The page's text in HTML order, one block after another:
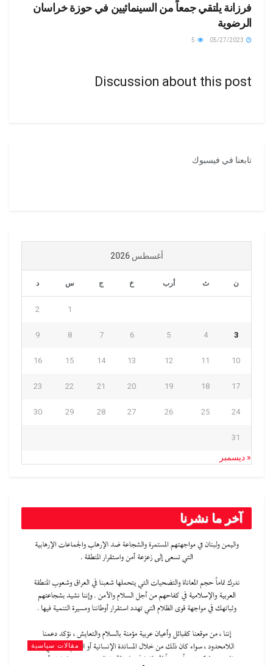
فرزانة يلتقي جمعاً من السينمائيين في حوزة خراسان
الرضوية
Discussion about this post
تابعنا في فيسبوك
أغسطس 2026
ن ث أرب خ ج س د
1
2
3
4
5
6
7
8
9
10
11
12
13
14
15
16
17
18
19
20
21
22
23
24
25
26
27
28
29
30
31
« ديسمبر
آخر ما نشرنا
مقالات سياسية